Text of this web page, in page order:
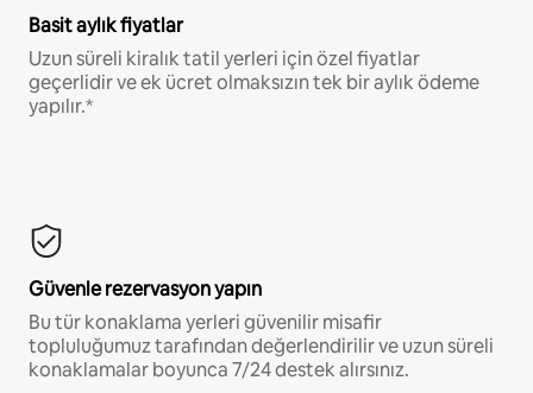
Basit aylık fiyatlar
Uzun süreli kiralık tatil yerleri için özel fiyatlar
geçerlidir ve ek ücret olmaksızın tek bir aylık ödeme
yapılır.*
Güvenle rezervasyon yapın
Bu tür konaklama yerleri güvenilir misafir
topluluğumuz tarafından değerlendirilir ve uzun süreli
konaklamalar boyunca 7/24 destek alırsınız.